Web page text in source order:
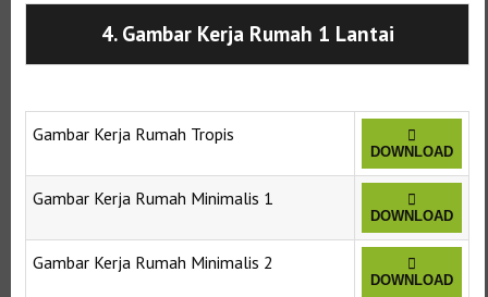
4. Gambar Kerja Rumah 1 Lantai
Gambar Kerja Rumah Tropis
DOWNLOAD
Gambar Kerja Rumah Minimalis 1
DOWNLOAD
Gambar Kerja Rumah Minimalis 2
DOWNLOAD